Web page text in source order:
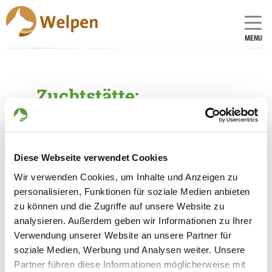
Diese Webseite verwendet Cookies
Wir verwenden Cookies, um Inhalte und Anzeigen zu
personalisieren, Funktionen für soziale Medien anbieten
zu können und die Zugriffe auf unsere Website zu
analysieren. Außerdem geben wir Informationen zu Ihrer
Verwendung unserer Website an unsere Partner für
soziale Medien, Werbung und Analysen weiter. Unsere
Partner führen diese Informationen möglicherweise mit
MENU
Zuchtstätte:
vom schwarzen Turbo
Críador
Angelika Weise
Str. der Einheit 129
07586 Kraftsdorf
Kontakt
Teléfono: